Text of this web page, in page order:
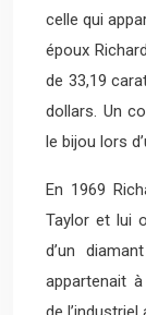
celle qui
époux
de 33,19
dollars. Un
le bijou lors
En 1969
Taylor et lui
d’un
appartenait